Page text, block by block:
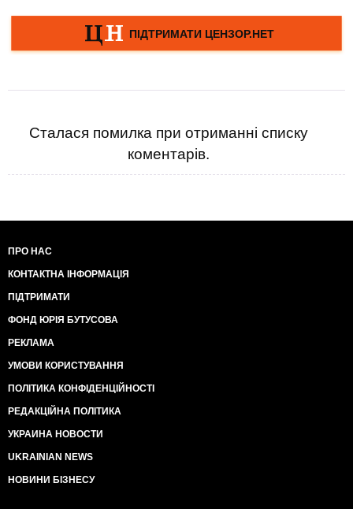
Сталася помилка при отриманні списку
коментарів.
ПРО НАС
КОНТАКТНА ІНФОРМАЦІЯ
ПІДТРИМАТИ
ФОНД ЮРІЯ БУТУСОВА
РЕКЛАМА
УМОВИ КОРИСТУВАННЯ
ПОЛІТИКА КОНФІДЕНЦІЙНОСТІ
РЕДАКЦІЙНА ПОЛІТИКА
УКРАИНА НОВОСТИ
UKRAINIAN NEWS
НОВИНИ БІЗНЕСУ